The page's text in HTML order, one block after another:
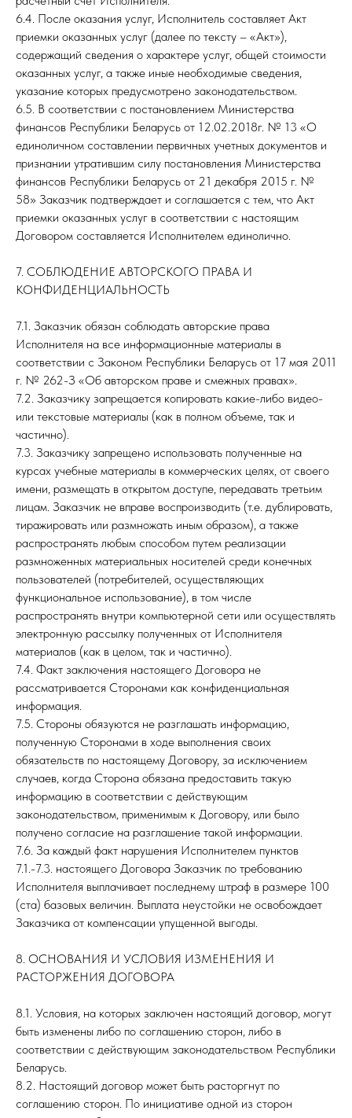
6.4. После оказания услуг, Исполнитель составляет Акт
приемки оказанных услуг (далее по тексту – «Акт»),
содержащий сведения о характере услуг, общей стоимости
оказанных услуг, а также иные необходимые сведения,
указание которых предусмотрено законодательством.
6.5. В соответствии с постановлением Министерства
финансов Республики Беларусь от 12.02.2018г. № 13 «О
единоличном составлении первичных учетных документов и
признании утратившим силу постановления Министерства
финансов Республики Беларусь от 21 декабря 2015 г. №
58» Заказчик подтверждает и соглашается с тем, что Акт
приемки оказанных услуг в соответствии с настоящим
Договором составляется Исполнителем единолично.
7. СОБЛЮДЕНИЕ АВТОРСКОГО ПРАВА И
КОНФИДЕНЦИАЛЬНОСТЬ
7.1. Заказчик обязан соблюдать авторские права
Исполнителя на все информационные материалы в
соответствии с Законом Республики Беларусь от 17 мая 2011
г. № 262-З «Об авторском праве и смежных правах».
7.2. Заказчику запрещается копировать какие-либо видео-
или текстовые материалы (как в полном объеме, так и
частично).
7.3. Заказчику запрещено использовать полученные на
курсах учебные материалы в коммерческих целях, от своего
имени, размещать в открытом доступе, передавать третьим
лицам. Заказчик не вправе воспроизводить (т.е. дублировать,
тиражировать или размножать иным образом), а также
распространять любым способом путем реализации
размноженных материальных носителей среди конечных
пользователей (потребителей, осуществляющих
функциональное использование), в том числе
распространять внутри компьютерной сети или осуществлять
электронную рассылку полученных от Исполнителя
материалов (как в целом, так и частично).
7.4. Факт заключения настоящего Договора не
рассматривается Сторонами как конфиденциальная
информация.
7.5. Стороны обязуются не разглашать информацию,
полученную Сторонами в ходе выполнения своих
обязательств по настоящему Договору, за исключением
случаев, когда Сторона обязана предоставить такую
информацию в соответствии с действующим
законодательством, применимым к Договору, или было
получено согласие на разглашение такой информации.
7.6. За каждый факт нарушения Исполнителем пунктов
7.1.-7.3. настоящего Договора Заказчик по требованию
Исполнителя выплачивает последнему штраф в размере 100
(ста) базовых величин. Выплата неустойки не освобождает
Заказчика от компенсации упущенной выгоды.
8. ОСНОВАНИЯ И УСЛОВИЯ ИЗМЕНЕНИЯ И
РАСТОРЖЕНИЯ ДОГОВОРА
8.1. Условия, на которых заключен настоящий договор, могут
быть изменены либо по соглашению сторон, либо в
соответствии с действующим законодательством Республики
Беларусь.
8.2. Настоящий договор может быть расторгнут по
соглашению сторон. По инициативе одной из сторон